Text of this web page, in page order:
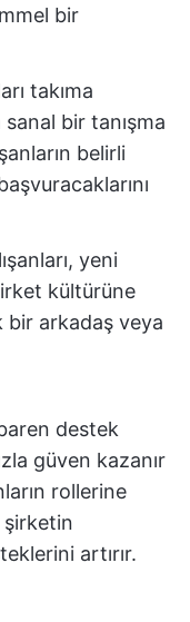
bir
takıma
bir tanışma
belirli
yeni
kültürüne
bir arkadaş veya
destek
güven kazanır
rollerine
şirketin
artırır.